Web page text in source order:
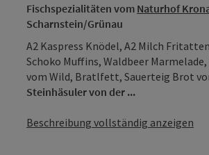
Fischspezialitäten vom Naturhof
Scharnstein/Grünau
A2 Kaspress Knödel, A2 Milch
Schoko Muffins, Waldbeer Marmelade,
vom Wild, Bratlfett, Sauerteig Brot
Steinhäsuler von der ...
Beschreibung vollständig anzeigen